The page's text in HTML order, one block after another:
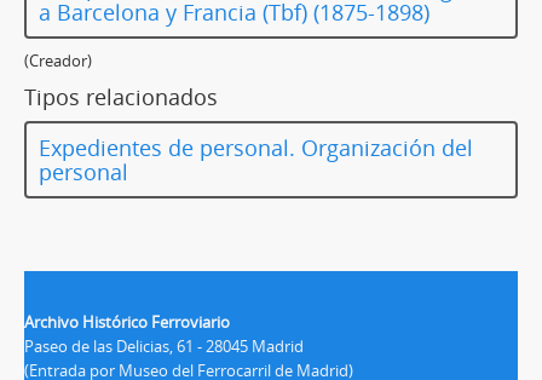
a Barcelona y Francia (Tbf) (1875-1898)
(Creador)
Tipos relacionados
Expedientes de personal. Organización del
personal
Archivo Histórico Ferroviario
Paseo de las Delicias, 61 - 28045 Madrid
(Entrada por Museo del Ferrocarril de Madrid)